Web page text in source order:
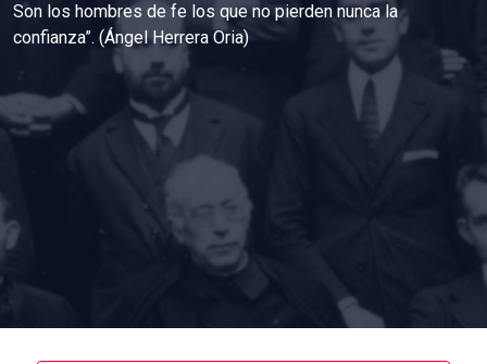
Son los hombres de fe los que no pierden nunca la
confianza”. (Ángel Herrera Oria)